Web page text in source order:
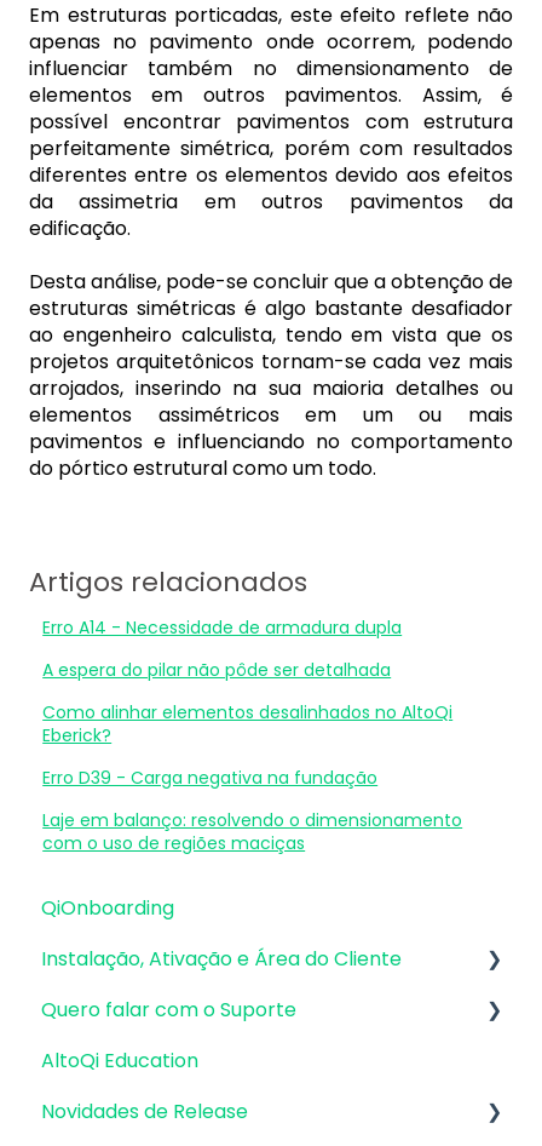
Em estruturas porticadas, este efeito reflete não
apenas no pavimento onde ocorrem, podendo
influenciar também no dimensionamento de
elementos em outros pavimentos. Assim, é
possível encontrar pavimentos com estrutura
perfeitamente simétrica, porém com resultados
diferentes entre os elementos devido aos efeitos
da assimetria em outros pavimentos da
edificação.
Desta análise, pode-se concluir que a obtenção de
estruturas simétricas é algo bastante desafiador
ao engenheiro calculista, tendo em vista que os
projetos arquitetônicos tornam-se cada vez mais
arrojados, inserindo na sua maioria detalhes ou
elementos assimétricos em um ou mais
pavimentos e influenciando no comportamento
do pórtico estrutural como um todo.
Artigos relacionados
Erro A14 - Necessidade de armadura dupla
A espera do pilar não pôde ser detalhada
Como alinhar elementos desalinhados no AltoQi
Eberick?
Erro D39 - Carga negativa na fundação
Laje em balanço: resolvendo o dimensionamento
com o uso de regiões maciças
QiOnboarding
Instalação, Ativação e Área do Cliente
Requisitos de Sistema Operacional e
Quero falar com o Suporte
Atendimento de Suporte ao Produto
Envio de inconsistências (bugs), melhorias e
AltoQi Education
Novidades de Release